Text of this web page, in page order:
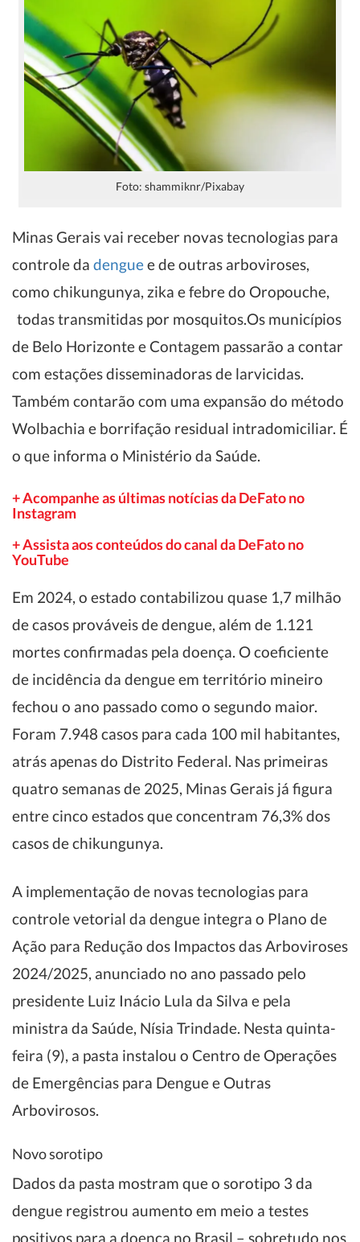
Foto: shammiknr/Pixabay
Minas Gerais vai receber novas tecnologias para
controle da denguee de outras arboviroses,
como chikungunya, zika e febre do Oropouche,
todas transmitidas por mosquitos.Os municípios
de Belo Horizonte e Contagem passarão a contar
com estações disseminadoras de larvicidas.
Também contarão com uma expansão do método
Wolbachia e borrifação residual intradomiciliar. É
o que informa o Ministério da Saúde.
+ Acompanhe as últimas notícias da DeFato no
Instagram
+ Assista aos conteúdos do canal da DeFato no
YouTube
Em 2024, o estado contabilizou quase 1,7 milhão
de casos prováveis de dengue, além de 1.121
mortes confirmadas pela doença. O coeficiente
de incidência da dengue em território mineiro
fechou o ano passado como o segundo maior.
Foram 7.948 casos para cada 100 mil habitantes,
atrás apenas do Distrito Federal. Nas primeiras
quatro semanas de 2025, Minas Gerais já figura
entre cinco estados que concentram 76,3% dos
casos de chikungunya.
A implementação de novas tecnologias para
controle vetorial da dengue integra o Plano de
Ação para Redução dos Impactos das Arboviroses
2024/2025, anunciado no ano passado pelo
presidente Luiz Inácio Lula da Silva e pela
ministra da Saúde, Nísia Trindade. Nesta quinta-
feira (9), a pasta instalou o Centro de Operações
de Emergências para Dengue e Outras
Arbovirosos.
Novo sorotipo
Dados da pasta mostram que o sorotipo 3 da
dengue registrou aumento em meio a testes
positivos para a doença no Brasil – sobretudo nos